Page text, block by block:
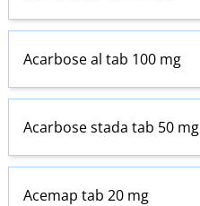
Acarbose al tab 100 mg
Acarbose stada tab 50 mg
Acemap tab 20 mg